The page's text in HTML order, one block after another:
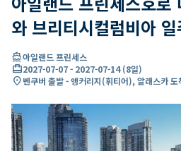
와 브리티시컬럼비아
directions_boat아일랜드 프린세스
card_travel2027-07-07- 2027-07-14(8일)
location_on벤쿠버 출발 - 앵커리지(휘티어), 알래스카 도